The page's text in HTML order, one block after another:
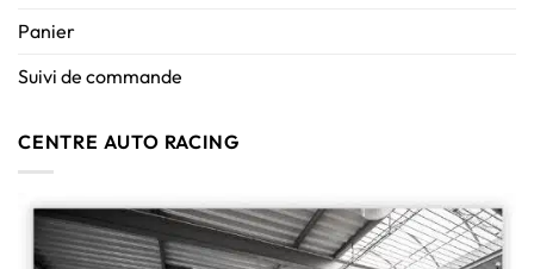
Panier
Suivi de commande
CENTRE AUTO RACING